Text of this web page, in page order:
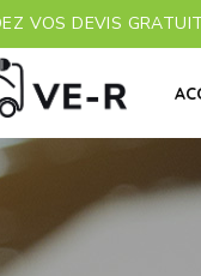
VOS DEVIS GRATUIT